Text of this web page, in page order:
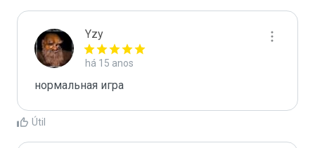
Yzy
há 15 anos
нормальная игра
Útil